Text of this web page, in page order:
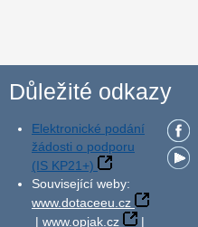
Důležité odkazy
Elektronické podání
žádosti o podporu
(IS KP21+)
Související weby:
www.dotaceeu.cz
| www.opjak.cz
|